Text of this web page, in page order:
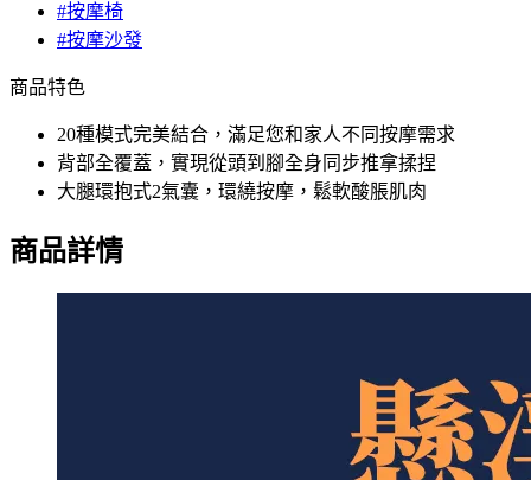
#按摩椅
#按摩沙發
商品特色
20種模式完美結合，滿足您和家人不同按摩需求
背部全覆蓋，實現從頭到腳全身同步推拿揉捏
大腿環抱式2氣囊，環繞按摩，鬆軟酸脹肌肉
商品詳情